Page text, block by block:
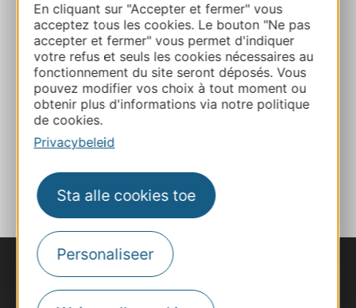
En cliquant sur "Accepter et fermer" vous
acceptez tous les cookies. Le bouton "Ne pas
accepter et fermer" vous permet d'indiquer
votre refus et seuls les cookies nécessaires au
fonctionnement du site seront déposés. Vous
pouvez modifier vos choix à tout moment ou
obtenir plus d'informations via notre politique
de cookies.
Privacybeleid
Sta alle cookies toe
Personaliseer
05 63 48 83 01
E-mail
Website